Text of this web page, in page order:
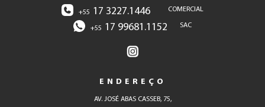
+55 17 3227.1446 COMERCIAL
+55 17 99681.1152 SAC
ENDEREÇO
AV. JOSÉ ABAS CASSEB, 75,